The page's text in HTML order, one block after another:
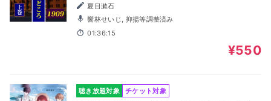
夏目漱石
響林せいじ, 抑揚等調整済み
01:36:15
¥550
聴き放題対象 チケット対象